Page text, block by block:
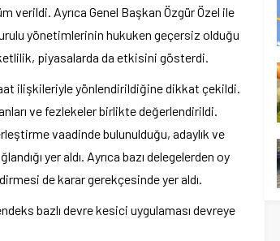
Ayrıca Genel Başkan Özgür Özel ile
yönetimlerinin hukuken geçersiz olduğu
piyasalarda da etkisini gösterdi.
ilişkileriyle yönlendirildiğine dikkat çekildi.
ve fezlekeler birlikte değerlendirildi.
vaadinde bulunulduğu, adaylık ve
yer aldı. Ayrıca bazı delegelerden oy
de karar gerekçesinde yer aldı.
bazlı devre kesici uygulaması devreye